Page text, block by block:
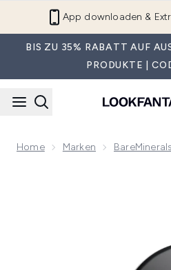
App downloaden &
BIS ZU 35% RABATT AUF
PRODUKTE |
Home Marken BareMinerals